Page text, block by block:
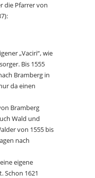
die Pfarrer von
„Vaciri“, wie
Bis 1555
Bramberg in
da einen
Bramberg
Wald und
von 1555 bis
nach
eigene
Schon 1621